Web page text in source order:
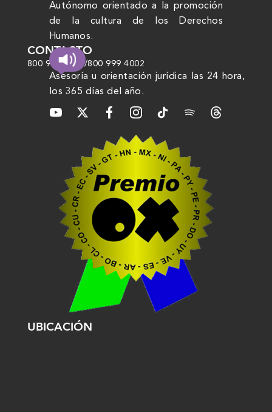
Autónomo orientado a la promoción
de la cultura de los Derechos
Humanos.
CONTACTO
800 999 4000/800 999 4002
Asesoría u orientación jurídica las 24 hora,
los 365 días del año.
UBICACIÓN